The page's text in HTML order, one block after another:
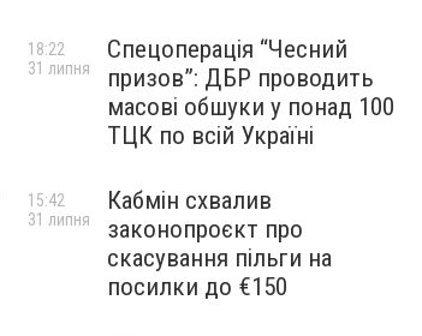
Спецоперація “Чесний
призов”: ДБР проводить
масові обшуки у понад 100
ТЦК по всій Україні
18:22
31 липня
Кабмін схвалив
законопроєкт про
скасування пільги на
посилки до €150
15:42
31 липня